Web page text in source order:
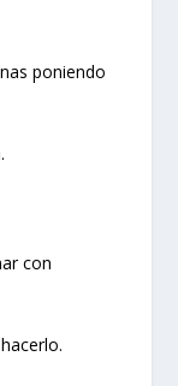
poniendo
con